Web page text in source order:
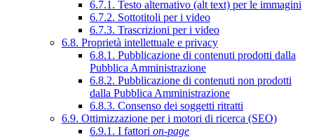
6.7.1. Testo alternativo (alt text) per le immagini
6.7.2. Sottotitoli per i video
6.7.3. Trascrizioni per i video
6.8. Proprietà intellettuale e privacy
6.8.1. Pubblicazione di contenuti prodotti dalla
Pubblica Amministrazione
6.8.2. Pubblicazione di contenuti non prodotti
dalla Pubblica Amministrazione
6.8.3. Consenso dei soggetti ritratti
6.9. Ottimizzazione per i motori di ricerca (SEO)
6.9.1. I fattori on-page